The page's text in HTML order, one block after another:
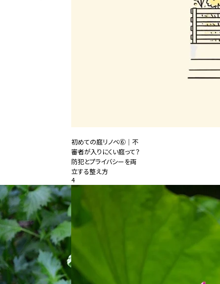
初めての庭リノベ⑥｜不
審者が入りにくい庭って？
防犯とプライバシーを両
立する整え方
2026.08.04
4